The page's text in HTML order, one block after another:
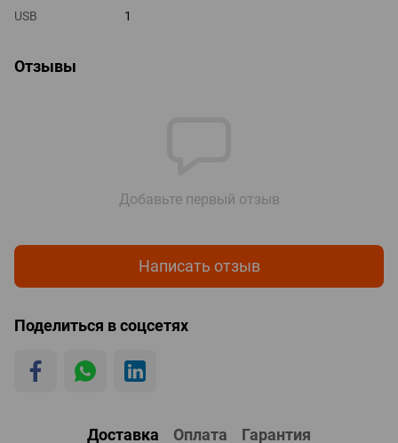
USB
1
Отзывы
Добавьте первый отзыв
Написать отзыв
Поделиться в соцсетях
Доставка Оплата Гарантия